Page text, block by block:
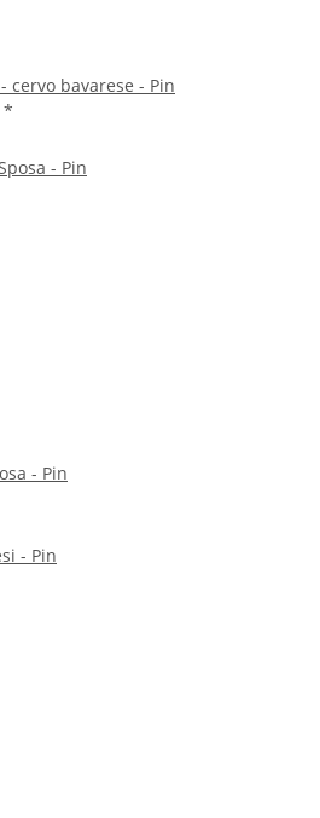
cervo bavarese - Pin
*
- Pin